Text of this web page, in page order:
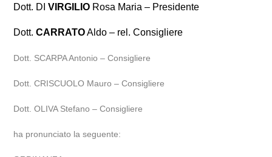
Dott. DIVIRGILIO Rosa Maria – Presidente
Dott.CARRATOAldo – rel. Consigliere
Dott. SCARPA Antonio – Consigliere
Dott. CRISCUOLO Mauro – Consigliere
Dott. OLIVA Stefano – Consigliere
ha pronunciato la seguente: